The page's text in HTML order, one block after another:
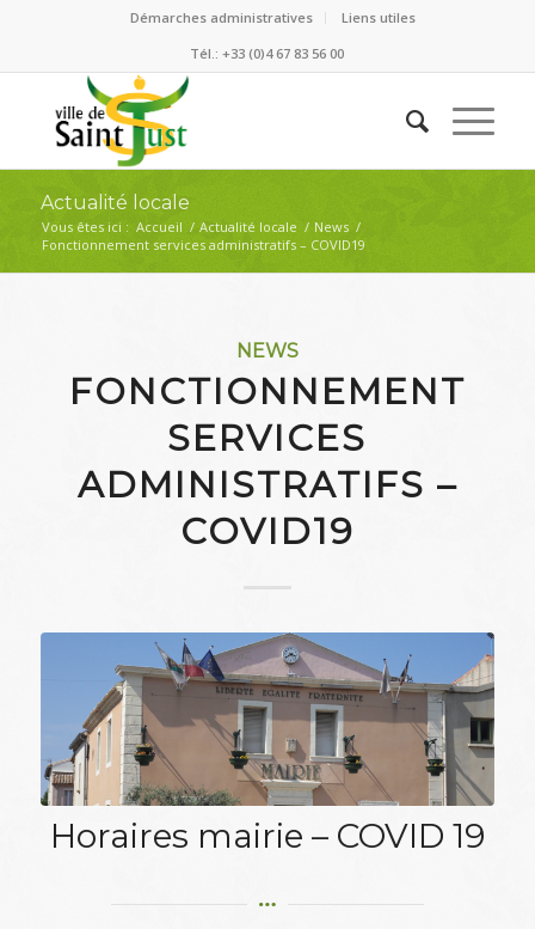
Démarches administratives
Liens utiles
Tél.: +33 (0)4 67 83 56 00
Actualité locale
Vous êtes ici : Accueil / Actualité locale / News /
Fonctionnement services administratifs – COVID19
NEWS
FONCTIONNEMENT
SERVICES
ADMINISTRATIFS –
COVID19
Horaires mairie – COVID 19